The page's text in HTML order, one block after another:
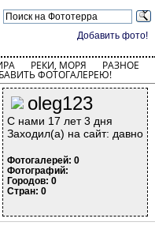
Добавить фото!
РЕКИ, МОРЯ РАЗНОЕ
ФОТОГАЛЕРЕЮ!
oleg123
С нами 17 лет 3 дня
Заходил(а) на сайт: давно
Фотогалерей: 0
Фотографий:
Городов: 0
Стран: 0